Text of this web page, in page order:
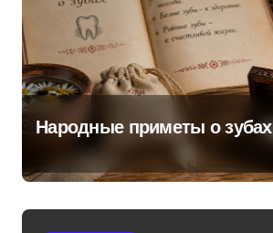
Народные приметы о зубах